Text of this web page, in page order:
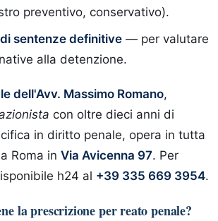
preventivo, conservativo).
sentenze definitive — per valutare
alla detenzione.
dell'Avv. Massimo Romano,
con oltre dieci anni di
in diritto penale, opera in tutta
Roma in Via Avicenna 97. Per
h24 al +39 335 669 3954.
la prescrizione per reato penale?